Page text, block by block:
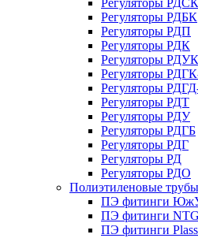
Регуляторы РДСК
Регуляторы РДБК
Регуляторы РДП
Регуляторы РДК
Регуляторы РДУК
Регуляторы
Регуляторы
Регуляторы РДТ
Регуляторы РДУ
Регуляторы РДГБ
Регуляторы РДГ
Регуляторы РД
Регуляторы РДО
Полиэтиленовые
ПЭ фитинги
ПЭ фитинги NTG
ПЭ фитинги